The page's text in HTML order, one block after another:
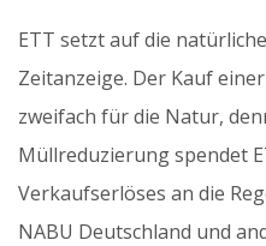
ETT setzt auf die
Zeitanzeige. Der Kauf
zweifach für die Natur,
Müllreduzierung spendet
Verkaufserlöses an die
NABU Deutschland und